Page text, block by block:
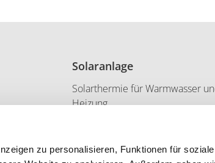
zu personalisieren, Funktionen für
Solaranlage
Solarthermie für Warmwasser
Heizung